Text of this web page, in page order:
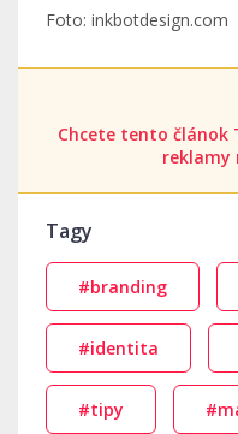
Foto: inkbotdesign.com
Chcete tento článok
reklamy
Tagy
#branding
#identita
#tipy